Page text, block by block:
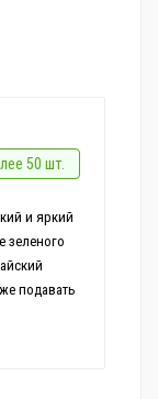
50 шт.
и яркий
зеленого
подавать